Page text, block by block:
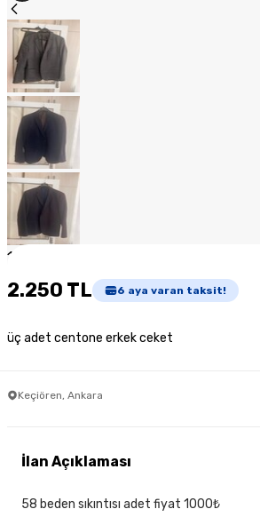
1
2.250 TL 6 aya varan taksit!
üç adet centone erkek ceket
Keçiören, Ankara
İlan Açıklaması
58 beden sıkıntısı adet fiyat 1000₺